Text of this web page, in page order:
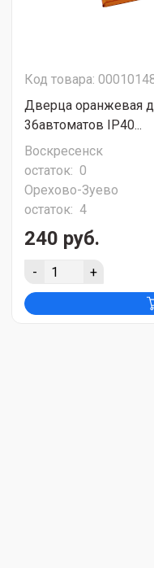
Код товара:
Дверца оранжевая
36автоматов IP40...
Воскресенск
остаток: 0
Орехово-Зуево
остаток: 4
240 руб.
- +